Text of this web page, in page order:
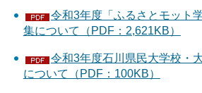
令和3年度「ふるさとモット
集について（PDF：2,621KB）
令和3年度石川県民大学校・
について（PDF：100KB）